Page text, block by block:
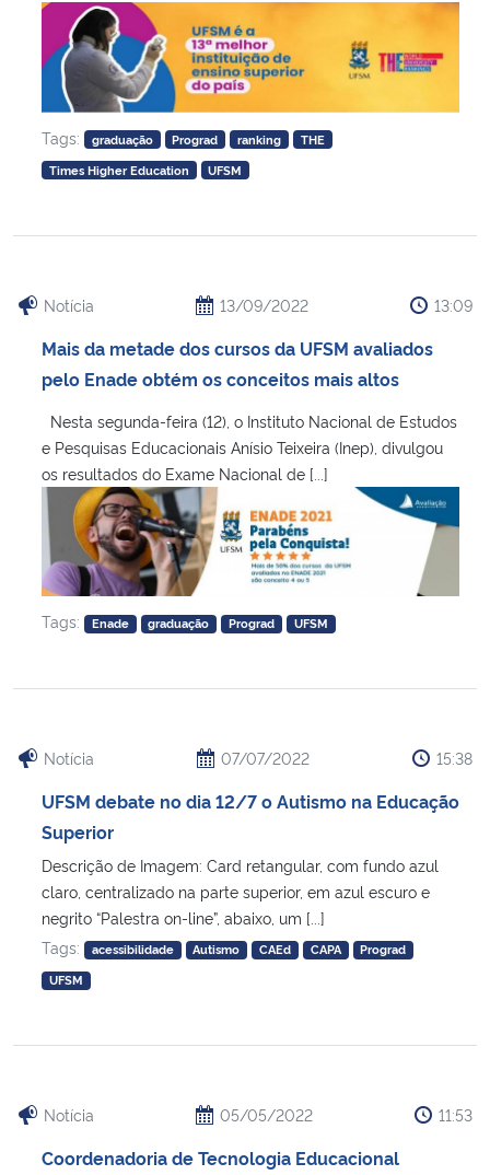
Secretaria de Governo
Gabinete de Segurança Institucional
Advocacia-Geral da União
Tags: graduação Prograd ranking
THE
Times Higher Education
UFSM
Notícia 13/09/2022 13:09
Mais da metade dos cursos da UFSM avaliados
pelo Enade obtém os conceitos mais altos
Nesta segunda-feira (12), o Instituto Nacional de Estudos
e Pesquisas Educacionais Anísio Teixeira (Inep), divulgou
os resultados do Exame Nacional de [...]
Tags: Enade graduação Prograd UFSM
Notícia 07/07/2022 15:38
UFSM debate no dia 12/7 o Autismo na Educação
Superior
Descrição de Imagem: Card retangular, com fundo azul
claro, centralizado na parte superior, em azul escuro e
negrito “Palestra on-line”, abaixo, um [...]
Tags:
acessibilidade Autismo CAEd CAPA
Prograd
UFSM
Notícia 05/05/2022 11:53
Coordenadoria de Tecnologia Educacional